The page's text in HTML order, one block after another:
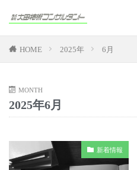
HOME 2025年 6月
MONTH
2025年6月
新着情報